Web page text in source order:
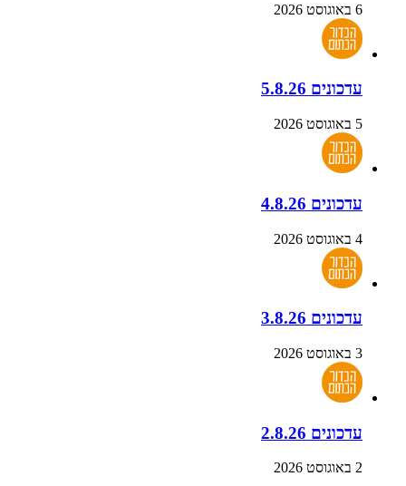
6 באוגוסט 2026
עדכונים 5.8.26
5 באוגוסט 2026
עדכונים 4.8.26
4 באוגוסט 2026
עדכונים 3.8.26
3 באוגוסט 2026
עדכונים 2.8.26
2 באוגוסט 2026